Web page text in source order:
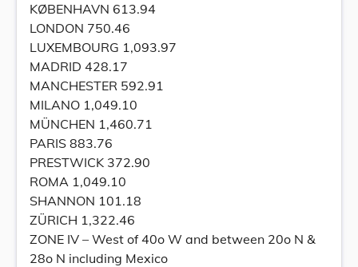
KØBENHAVN 613.94
LONDON 750.46
LUXEMBOURG 1,093.97
MADRID 428.17
MANCHESTER 592.91
MILANO 1,049.10
MÜNCHEN 1,460.71
PARIS 883.76
PRESTWICK 372.90
ROMA 1,049.10
SHANNON 101.18
ZÜRICH 1,322.46
ZONE IV – West of 40o W and between 20o N &
28o N including Mexico